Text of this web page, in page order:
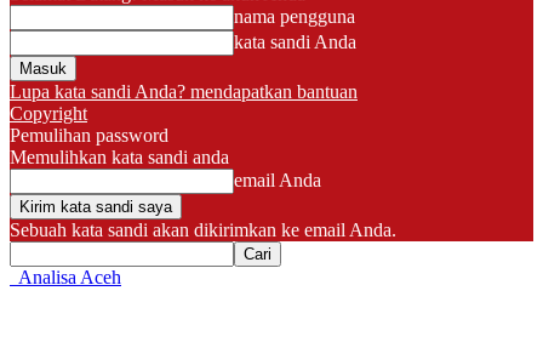
nama pengguna
kata sandi Anda
Lupa kata sandi Anda? mendapatkan bantuan
Copyright
Pemulihan password
Memulihkan kata sandi anda
email Anda
Sebuah kata sandi akan dikirimkan ke email Anda.
Analisa Aceh